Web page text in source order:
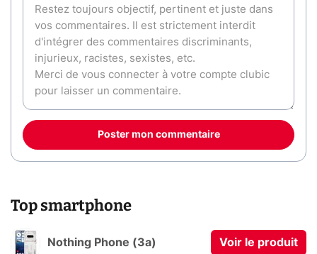
Poster mon commentaire
Top smartphone
Nothing Phone (3a) Voir le produit